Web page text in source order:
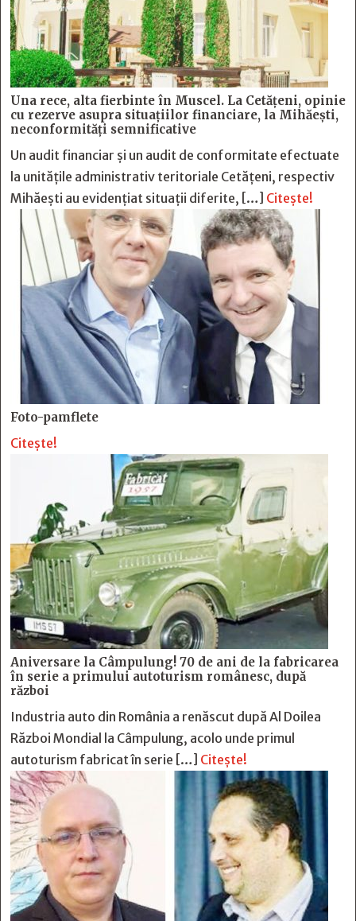
Una rece, alta fierbinte în Muscel. La Cetăţeni, opinie
cu rezerve asupra situaţiilor financiare, la Mihăeşti,
neconformităţi semnificative
Un audit financiar și un audit de conformitate efectuate
la unitățile administrativ teritoriale Cetățeni, respectiv
Mihăești au evidențiat situații diferite, […] Citește!
Foto-pamflete
Citește!
Aniversare la Câmpulung! 70 de ani de la fabricarea
în serie a primului autoturism românesc, după
război
Industria auto din România a renăscut după Al Doilea
Război Mondial la Câmpulung, acolo unde primul
autoturism fabricat în serie […] Citește!